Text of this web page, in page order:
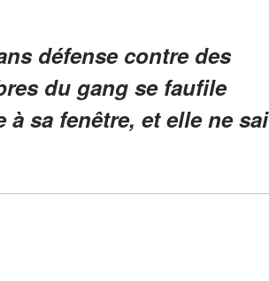
défense contre des
du gang se faufile
sa fenêtre, et elle ne